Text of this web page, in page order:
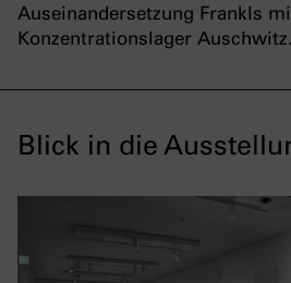
Auseinandersetzung Frankls
Konzentrationslager Auschwitz.
Blick in die